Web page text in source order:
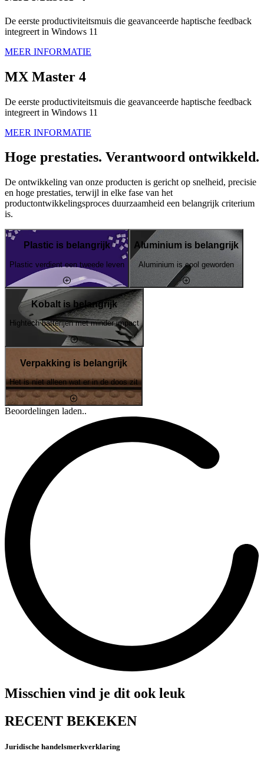
De eerste productiviteitsmuis die geavanceerde haptische feedback
integreert in Windows 11
MEER INFORMATIE
MX Master 4
De eerste productiviteitsmuis die geavanceerde haptische feedback
integreert in Windows 11
MEER INFORMATIE
Hoge prestaties. Verantwoord ontwikkeld.
De ontwikkeling van onze producten is gericht op snelheid, precisie
en hoge prestaties, terwijl in elke fase van het
productontwikkelingsproces duurzaamheid een belangrijk criterium
is.
Plastic is belangrijk
Plastic verdient een tweede leven
Aluminium is belangrijk
Aluminium is cool geworden
Kobalt is belangrijk
Hightech batterijen met minder impact
Verpakking is belangrijk
Het is niet alleen wat er in de doos zit
Beoordelingen laden..
Misschien vind je dit ook leuk
RECENT BEKEKEN
Juridische handelsmerkverklaring